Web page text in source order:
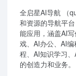
全启星AI导航 （
和资源的导航平
能应用，涵盖AI
戏、AI办公、AI
程、AI知识学习
的创造力和业务。